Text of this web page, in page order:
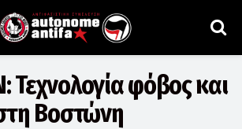
Τεχνολογία φόβος και
Βοστώνη